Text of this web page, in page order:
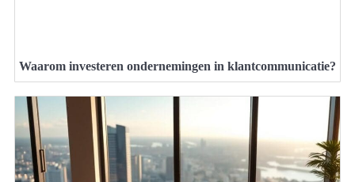
Waarom investeren ondernemingen in klantcommunicatie?